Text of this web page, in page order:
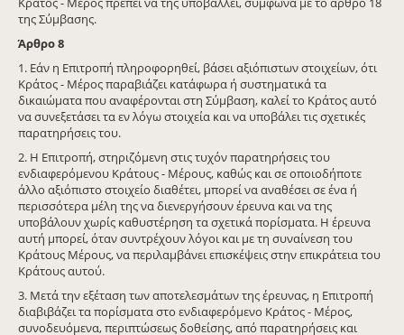
της Σύμβασης.
Άρθρο8
1. Εάν η Επιτροπή πληροφορηθεί, βάσει αξιόπιστων στοιχείων, ότι
Κράτος - Μέρος παραβιάζει κατάφωρα ή συστηματικά τα
δικαιώματα που αναφέρονται στη Σύμβαση, καλεί το Κράτος αυτό
να συνεξετάσει τα εν λόγω στοιχεία και να υποβάλει τις σχετικές
παρατηρήσεις του.
2. Η Επιτροπή, στηριζόμενη στις τυχόν παρατηρήσεις του
ενδιαφερόμενου Κράτους - Μέρους, καθώς και σε οποιοδήποτε
άλλο αξιόπιστο στοιχείο διαθέτει, μπορεί να αναθέσει σε ένα ή
περισσότερα μέλη της να διενεργήσουν έρευνα και να της
υποβάλουν χωρίς καθυστέρηση τα σχετικά πορίσματα. Η έρευνα
αυτή μπορεί, όταν συντρέχουν λόγοι και με τη συναίνεση του
Κράτους Μέρους, να περιλαμβάνει επισκέψεις στην επικράτεια του
Κράτους αυτού.
3. Μετά την εξέταση των αποτελεσμάτων της έρευνας, η Επιτροπή
διαβιβάζει τα πορίσματα στο ενδιαφερόμενο Κράτος - Μέρος,
συνοδευόμενα, περιπτώσεως δοθείσης, από παρατηρήσεις και